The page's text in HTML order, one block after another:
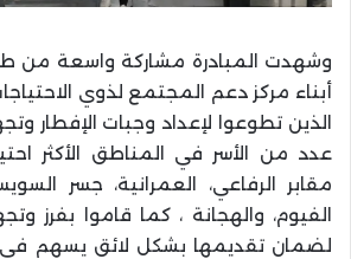
وشهدت المبادرة مشاركة واسعة من
أبناء مركز دعم المجتمع لذوي
الذين تطوعوا لإعداد وجبات الإفطار
عدد من الأسر في المناطق الأكثر
مقابر الرفاعي، العمرانية، جسر
الفيوم، والهجانة ، كما قاموا بفرز
لضمان تقديمها بشكل لائق يسهم في